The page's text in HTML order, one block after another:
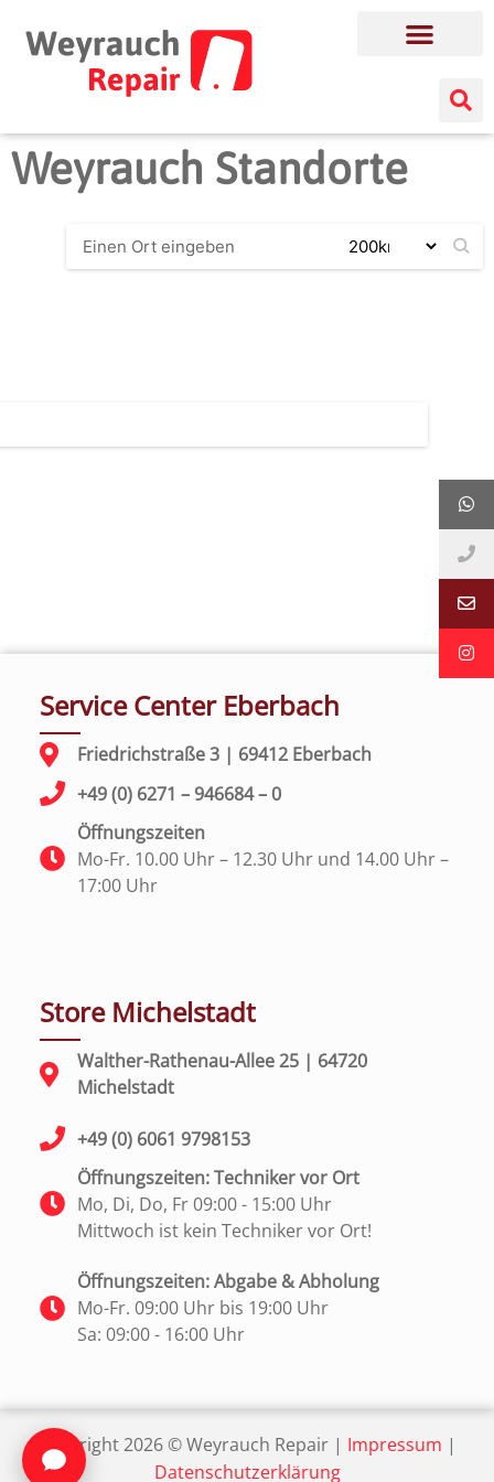
Weyrauch Standorte
Service Center Eberbach
Friedrichstraße 3 | 69412 Eberbach
+49 (0) 6271 – 946684 – 0
Öffnungszeiten
Mo-Fr. 10.00 Uhr – 12.30 Uhr und 14.00 Uhr –
17:00 Uhr
Store Michelstadt
Walther-Rathenau-Allee 25 | 64720
Michelstadt
+49 (0) 6061 9798153
Öffnungszeiten: Techniker vor Ort
Mo, Di, Do, Fr 09:00 - 15:00 Uhr
Mittwoch ist kein Techniker vor Ort!
Öffnungszeiten: Abgabe & Abholung
Mo-Fr. 09:00 Uhr bis 19:00 Uhr
Sa: 09:00 - 16:00 Uhr
Copyright2026 ©Weyrauch Repair | Impressum |
Datenschutzerklärung